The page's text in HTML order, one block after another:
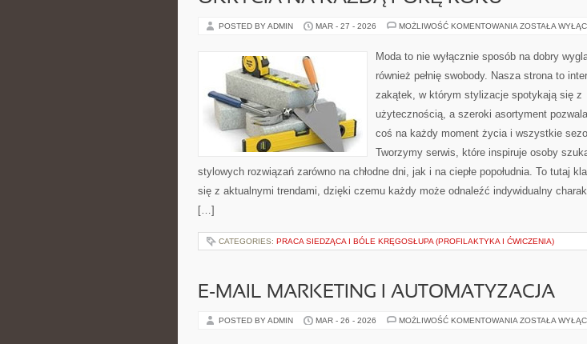
POSTED BY ADMIN MAR - 27 - 2026 MOŻLIWOŚĆ KOMENTOWANIA OKRYCIA
PORĘ
ROKU
ZOSTAŁA
Moda to nie wyłącznie sposób na dobry
również pełnię swobody. Nasza strona to
zakątek, w którym stylizacje spotykają się z
użytecznością, a szeroki asortyment
coś na każdy moment życia i wszystkie
Tworzymy serwis, które inspiruje osoby
stylowych rozwiązań zarówno na chłodne dni, jak i na ciepłe popołudnia. To tutaj
się z aktualnymi trendami, dzięki czemu każdy może odnaleźć indywidualny
[…]
CATEGORIES: PRACA SIEDZĄCA I BÓLE KRĘGOSŁUPA (PROFILAKTYKA I ĆWICZENIA)
E-MAIL MARKETING I AUTOMATYZACJA
POSTED BY ADMIN MAR - 26 - 2026 MOŻLIWOŚĆ KOMENTOWANIA E-
ZOSTAŁA